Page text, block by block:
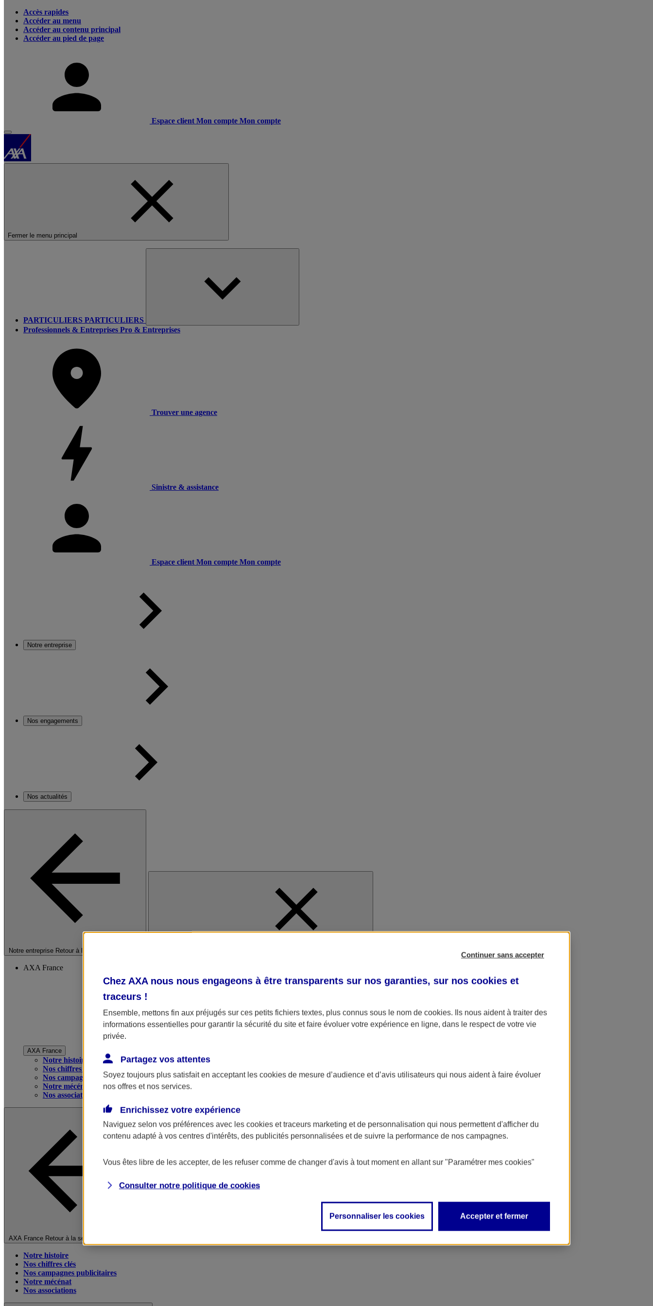
Accès rapides
Accéder au menu
Accéder au contenu principal
Accéder au pied de page
Espace client Mon compte Mon compte
Fermer le menu principal
PARTICULIERS PARTICULIERS
Professionnels & Entreprises Pro & Entreprises
Trouver une agence
Sinistre & assistance
Espace client Mon compte Mon compte
Notre entreprise
Nos engagements
Nos actualités
Notre entreprise Retour à la section précédente
AXA France
AXA France
Notre histoire
Nos chiffres clés
Nos campagnes publicitaires
Notre mécénat
Nos associations
AXA France Retour à la section précédente
Notre histoire
Nos chiffres clés
Nos campagnes publicitaires
Notre mécénat
Nos associations
Continuer sans accepter
Chez AXA nous nous engageons à être transparents sur nos garanties, sur nos cookies et
traceurs !
Ensemble, mettons fin aux préjugés sur ces petits fichiers textes, plus connus sous le nom de cookies. Ils nous aident à traiter des
informations essentielles pour garantir la sécurité du site et faire évoluer votre expérience en ligne, dans le respect de votre vie
privée.
Partagez vos attentes
Soyez toujours plus satisfait en acceptant les cookies de mesure d’audience et d’avis utilisateurs qui nous aident à faire évoluer
nos offres et nos services.
Enrichissez votre expérience
Naviguez selon vos préférences avec les cookies et traceurs marketing et de personnalisation qui nous permettent d'afficher du
contenu adapté à vos centres d'intérêts, des publicités personnalisées et de suivre la performance de nos campagnes.
Vous êtes libre de les accepter, de les refuser comme de changer d'avis à tout moment en allant sur "Paramétrer mes cookies"
Consulter notre politique de cookies
Personnaliser les cookies Accepter et fermer